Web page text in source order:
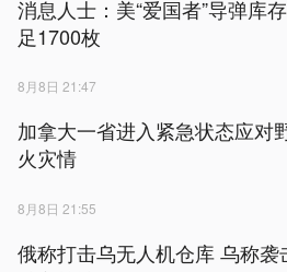
消息人士：美“爱国者”导弹库
足1700枚
8月8日 21:47
加拿大一省进入紧急状态应对
火灾情
8月8日 21:55
俄称打击乌无人机仓库 乌称袭